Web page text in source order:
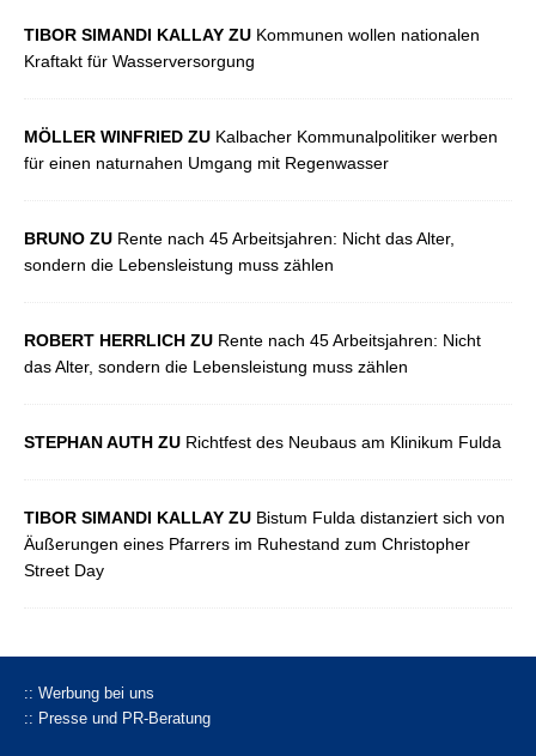
TIBOR SIMANDI KALLAY ZU Kommunen wollen nationalen
Kraftakt für Wasserversorgung
MÖLLER WINFRIED ZU Kalbacher Kommunalpolitiker werben
für einen naturnahen Umgang mit Regenwasser
BRUNO ZU Rente nach 45 Arbeitsjahren: Nicht das Alter,
sondern die Lebensleistung muss zählen
ROBERT HERRLICH ZU Rente nach 45 Arbeitsjahren: Nicht
das Alter, sondern die Lebensleistung muss zählen
STEPHAN AUTH ZU Richtfest des Neubaus am Klinikum Fulda
TIBOR SIMANDI KALLAY ZU Bistum Fulda distanziert sich von
Äußerungen eines Pfarrers im Ruhestand zum Christopher
Street Day
:: Werbung bei uns
:: Presse und PR-Beratung